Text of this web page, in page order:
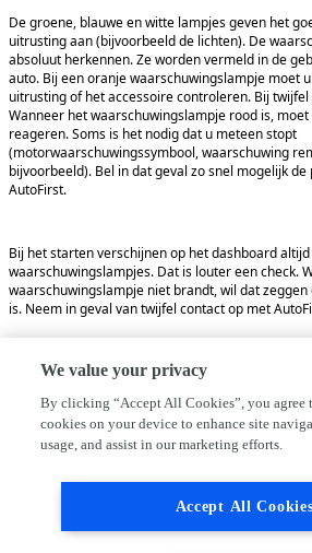
De groene, blauwe en witte lampjes geven het
uitrusting aan (bijvoorbeeld de lichten). De
absoluut herkennen. Ze worden vermeld in de
auto. Bij een oranje waarschuwingslampje moet
uitrusting of het accessoire controleren. Bij
Wanneer het waarschuwingslampje rood is,
reageren. Soms is het nodig dat u meteen stopt
(motorwaarschuwingssymbool, waarschuwing
bijvoorbeeld). Bel in dat geval zo snel mogelijk
AutoFirst.
Bij het starten verschijnen op het dashboard
waarschuwingslampjes. Dat is louter een check.
waarschuwingslampje niet brandt, wil dat
is. Neem in geval van twijfel contact op met
We value your privacy
By clicking “Accept All Cookies”, you agree
cookies on your device to enhance site
usage, and assist in our marketing efforts.
Accept All Cookies